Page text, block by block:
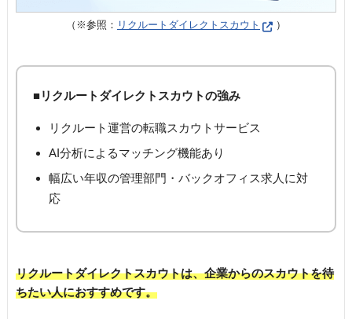
（※参照： リクルートダイレクトスカウト ）
■リクルートダイレクトスカウトの強み
リクルート運営の転職スカウトサービス
AI分析によるマッチング機能あり
幅広い年収の管理部門・バックオフィス求人に対
応
リクルートダイレクトスカウトは、企業からのスカウトを待
ちたい人におすすめです。